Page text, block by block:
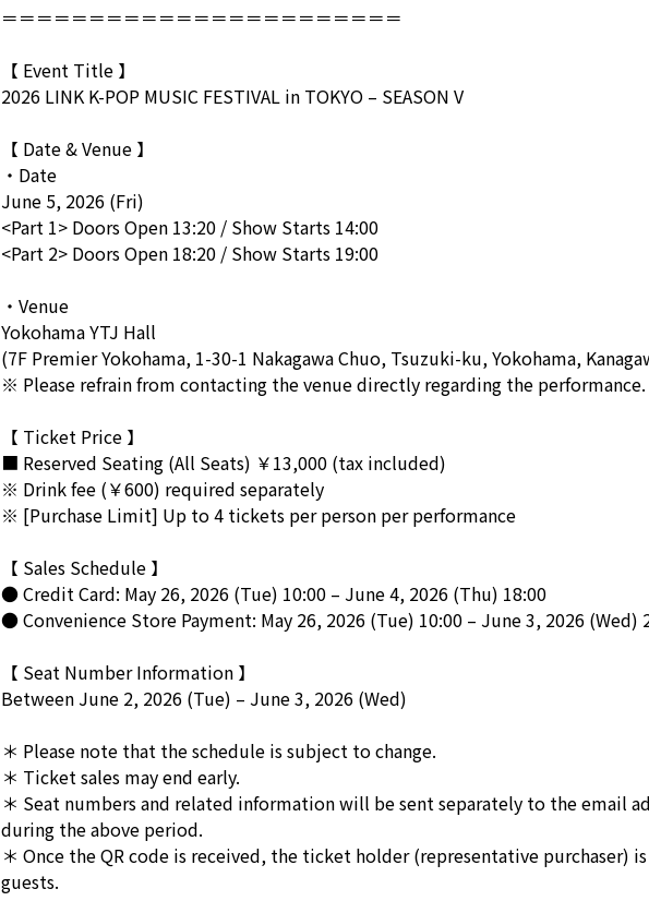
＝＝＝＝＝＝＝＝＝＝＝＝＝＝＝＝＝＝＝＝＝＝＝
【 Event Title 】
2026 LINK K-POP MUSIC FESTIVAL in TOKYO – SEASON V
【 Date & Venue 】
・Date
June 5, 2026 (Fri)
<Part 1> Doors Open 13:20 / Show Starts 14:00
<Part 2> Doors Open 18:20 / Show Starts 19:00
・Venue
Yokohama YTJ Hall
(7F Premier Yokohama, 1-30-1 Nakagawa Chuo, Tsuzuki-ku, Yokohama,
※ Please refrain from contacting the venue directly regarding the performance.
【 Ticket Price 】
■ Reserved Seating (All Seats) ￥13,000 (tax included)
※ Drink fee (￥600) required separately
※ [Purchase Limit] Up to 4 tickets per person per performance
【 Sales Schedule 】
● Credit Card: May 26, 2026 (Tue) 10:00 – June 4, 2026 (Thu) 18:00
● Convenience Store Payment: May 26, 2026 (Tue) 10:00 – June 3, 2026 (Wed)
【 Seat Number Information 】
Between June 2, 2026 (Tue) – June 3, 2026 (Wed)
＊ Please note that the schedule is subject to change.
＊ Ticket sales may end early.
＊ Seat numbers and related information will be sent separately to the email
during the above period.
＊ Once the QR code is received, the ticket holder (representative
guests.